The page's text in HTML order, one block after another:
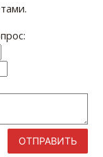
ОТПРАВИТЬ